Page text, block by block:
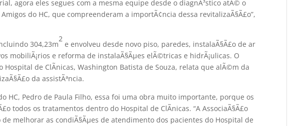
agora eles segues com a mesma equipe desde o diagnÃ³stico atÃ© o
do HC, que compreenderam a importÃ¢ncia dessa revitalizaÃ§Ã£o”,
304,23m
2
e envolveu desde novo piso, paredes, instalaÃ§Ã£o de ar
mobiliÃ¡rios e reforma de instalaÃ§Ãµes elÃ©tricas e hidrÃ¡ulicas. O
de ClÃ­nicas, Washington Batista de Souza, relata que alÃ©m da
da assistÃªncia.
HC, Pedro de Paula Filho, essa foi uma obra muito importante, porque os
todos os tratamentos dentro do Hospital de ClÃ­nicas. “A AssociaÃ§Ã£o
melhorar as condiÃ§Ãµes de atendimento dos pacientes do Hospital de